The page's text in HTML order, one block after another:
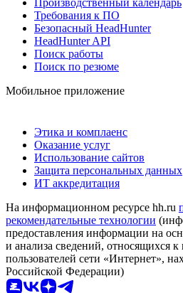
Требования к ПО
Безопасный HeadHunter
HeadHunter API
Поиск работы
Поиск по резюме
Мобильное приложение
Этика и комплаенс
Оказание услуг
Использование сайтов
Защита персональных данных
ИТ аккредитация
На информационном ресурсе hh.ru
рекомендательные технологии
предоставления информации на
и анализа сведений, относящихся
пользователей сети «Интернет»,
Российской Федерации)